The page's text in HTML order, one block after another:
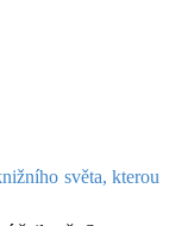
světa, kterou